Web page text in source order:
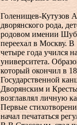
Голенищев-Кутузов
дворянского рода,
родовом имении
переехал в Москву.
четыре года учился
университета.
который окончил в
Государственной
Дворянским и
возглавлял личную
Первые
начал печататься